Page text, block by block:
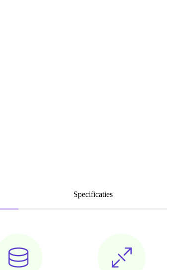
Specificaties